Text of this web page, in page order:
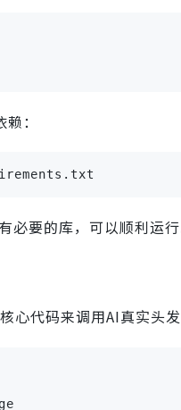
：
必要的库，可以顺利运行
心代码来调用AI真实头